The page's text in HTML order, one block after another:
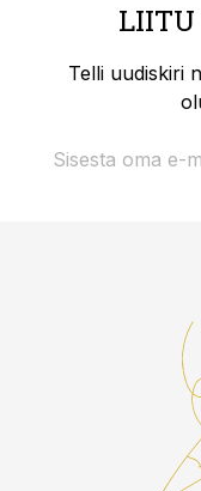
LIITU
Telli uudiskiri